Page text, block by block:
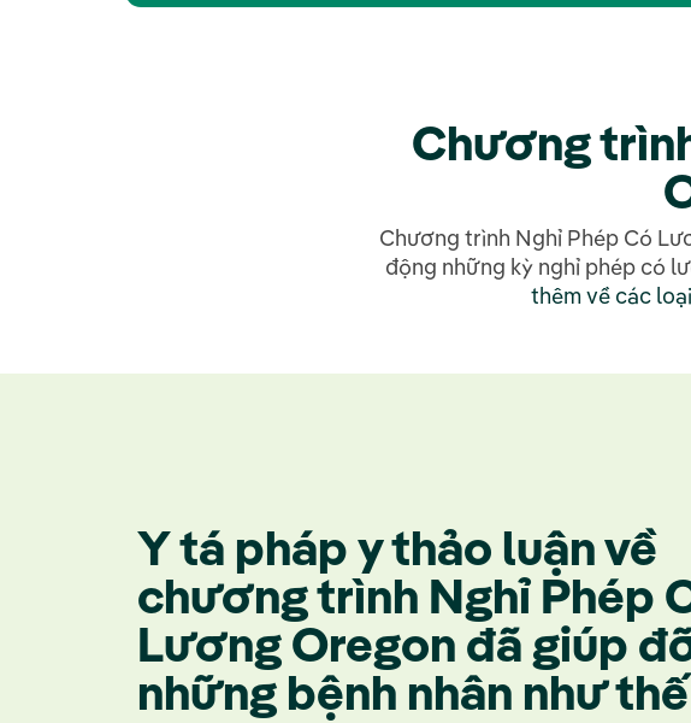
Chương
Chương trình Nghỉ Phép Có
động những kỳ nghỉ phép có
thêm về các
Y tá pháp y thảo luận về
chương trình Nghỉ Phép
Lương Oregon đã giúp
những bệnh nhân như